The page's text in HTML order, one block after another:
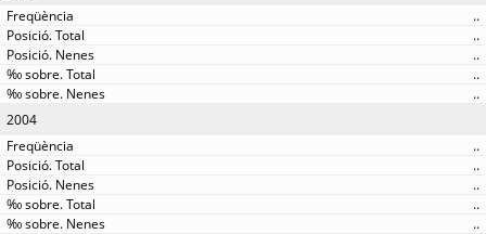
..
..
..
..
..
2004
..
..
..
..
..